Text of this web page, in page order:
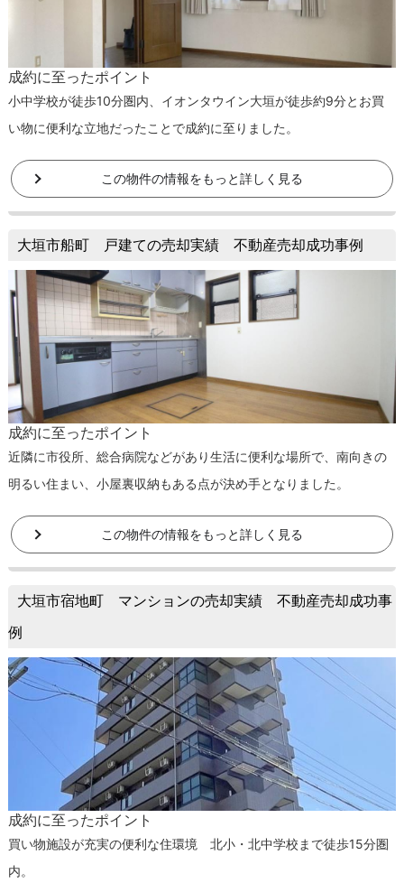
成約に至ったポイント
小中学校が徒歩10分圏内、イオンタウイン大垣が徒歩約9分とお買
い物に便利な立地だったことで成約に至りました。
この物件の情報をもっと詳しく見る
大垣市船町 戸建ての売却実績 不動産売却成功事例
成約に至ったポイント
近隣に市役所、総合病院などがあり生活に便利な場所で、南向きの
明るい住まい、小屋裏収納もある点が決め手となりました。
この物件の情報をもっと詳しく見る
大垣市宿地町 マンションの売却実績 不動産売却成功事
例
成約に至ったポイント
買い物施設が充実の便利な住環境 北小・北中学校まで徒歩15分圏
内。